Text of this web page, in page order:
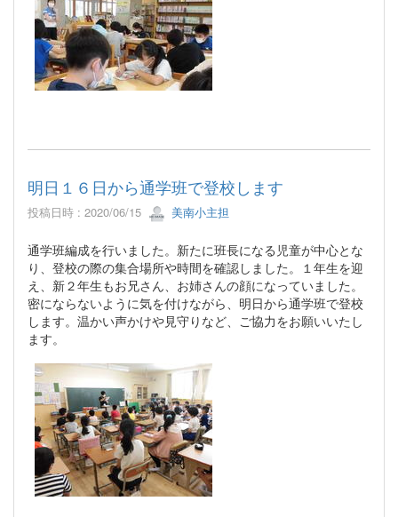
明日１６日から通学班で登校します
投稿日時 : 2020/06/15 美南小主担
通学班編成を行いました。新たに班長になる児童が中心とな
り、登校の際の集合場所や時間を確認しました。１年生を迎
え、新２年生もお兄さん、お姉さんの顔になっていました。
密にならないように気を付けながら、明日から通学班で登校
します。温かい声かけや見守りなど、ご協力をお願いいたし
ます。